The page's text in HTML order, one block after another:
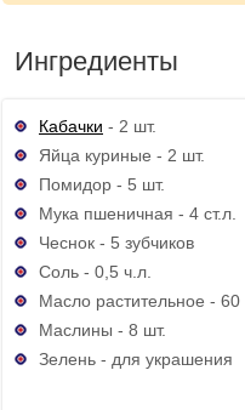
Ингредиенты
Кабачки - 2 шт.
Яйца куриные - 2 шт.
Помидор - 5 шт.
Мука пшеничная - 4 ст.л.
Чеснок - 5 зубчиков
Соль - 0,5 ч.л.
Масло растительное -
Маслины - 8 шт.
Зелень - для украшения